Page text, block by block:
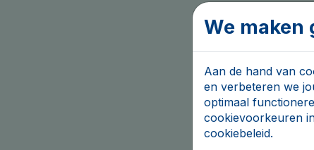
We maken
Aan de hand van
en verbeteren we
optimaal
cookievoorkeuren
cookiebeleid.